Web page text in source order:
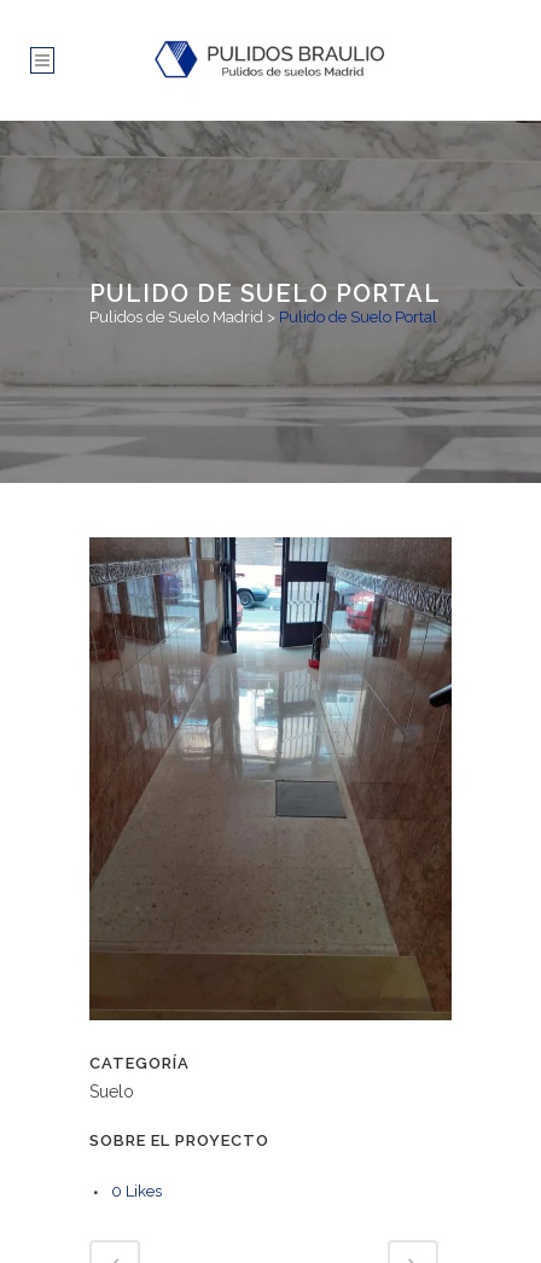
PULIDO DE SUELO PORTAL
Pulidos de Suelo Madrid > Pulido de Suelo Portal
CATEGORÍA
Suelo
SOBRE EL PROYECTO
0 Likes